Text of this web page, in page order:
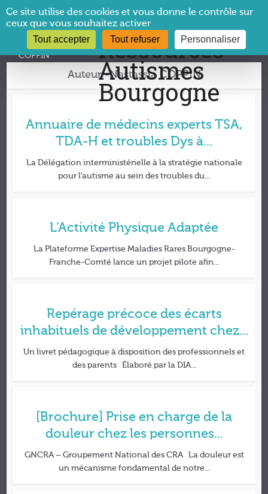
Vous êtes ici :CRA Bourgogne→Archives pour Nastassia
COPPIN
Auteur -Nastassia COPPIN
Annuaire de médecins experts TSA,
TDA-H et troubles Dys à...
La Délégation interministérielle à la stratégie nationale
pour l’autisme au sein des troubles du...
L’Activité Physique Adaptée
La Plateforme Expertise Maladies Rares Bourgogne-
Franche-Comté lance un projet pilote afin...
Repérage précoce des écarts
inhabituels de développement chez...
Un livret pédagogique à disposition des professionnels et
des parents Élaboré par la DIA...
[Brochure] Prise en charge de la
douleur chez les personnes...
GNCRA – Groupement National des CRA La douleur est
un mécanisme fondamental de notre...
Panneau de gestion des cookies
Ce site utilise des cookies et vous donne le contrôle sur
ceux que vous souhaitez activer
Tout accepter Tout refuser Personnaliser